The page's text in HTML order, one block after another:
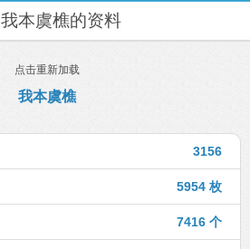
我本虞樵的资料
点击重新加载
我本虞樵
3156
5954 枚
7416 个